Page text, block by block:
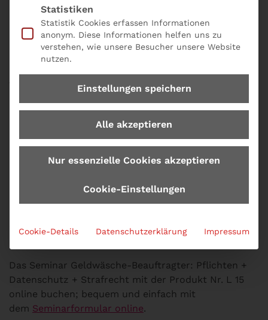
Risikoanalyse nach § 5 GwG: Aufbau eines
Risikomanagement-Systems
Datenschutz für Geldwäsche Officer –
Umsetzung § 58 GwG
Tag 2 zum Seminar Geldwäsche-Beauftragter:
Top vorbereitet auf die Geldwäscheprüfung der
Aufsichtsbehörden
Ermittlungs- und Strafverfahren: Was Sie als
Geldwäschebeauftragter wissen und beachten
Fortbildungsbestätigung gemäß §27 PrüfbV und GwG.
Das Seminar Geldwäsche-Beauftragter: Pflichten +
Datenschutz + Strafrecht mit der Produkt Nr. L 15
online buchen; bequem und einfach mit
dem Seminarformular online.
Statistiken
Statistik Cookies erfassen Informationen
anonym. Diese Informationen helfen uns zu
verstehen, wie unsere Besucher unsere Website
nutzen.
Einstellungen speichern
Alle akzeptieren
Nur essenzielle Cookies akzeptieren
Cookie-Einstellungen
Cookie-Details Datenschutzerklärung Impressum